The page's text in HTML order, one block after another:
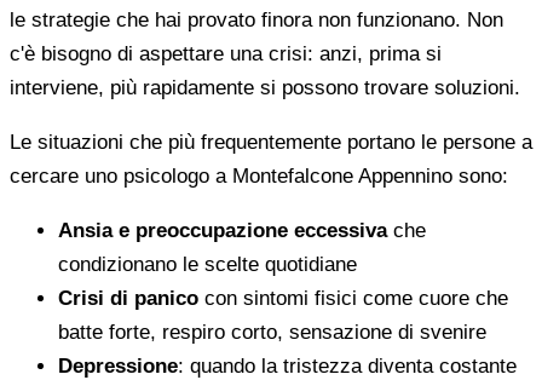
le strategie che hai provato finora non funzionano. Non
c'è bisogno di aspettare una crisi: anzi, prima si
interviene, più rapidamente si possono trovare soluzioni.
Le situazioni che più frequentemente portano le persone a
cercare uno psicologo a Montefalcone Appennino sono:
Ansia e preoccupazione eccessivache
condizionano le scelte quotidiane
Crisi di panico con sintomi fisici come cuore che
batte forte, respiro corto, sensazione di svenire
Depressione: quando la tristezza diventa costante